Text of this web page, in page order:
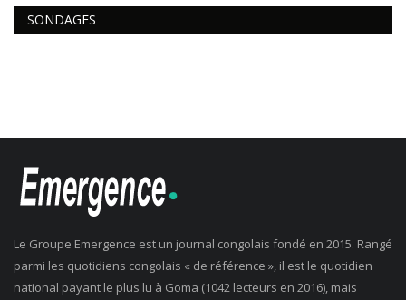
SONDAGES
Le Groupe Emergence est un journal congolais fondé en 2015. Rangé
parmi les quotidiens congolais « de référence », il est le quotidien
national payant le plus lu à Goma (1042 lecteurs en 2016), mais